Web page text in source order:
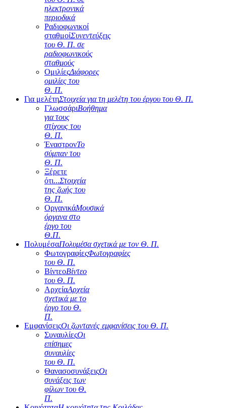
ηλεκτρονικά
περιοδικά
Ραδιοφωνικοί
σταθμοίΣυνεντεύξεις
του Θ. Π. σε
ραδιοφωνικούς
σταθμούς
ΟμιλίεςΔιάφορες
ομιλίες του
Θ. Π.
Για μελέτηΣτοιχεία για τη μελέτη του έργου του Θ. Π.
ΓλωσσάριΒοήθημα
για τους
στίχους του
Θ. Π.
ΈναστρονΤο
σύμπαν του
Θ. Π.
Ξέρετε
ότι...Στοιχεία
της ζωής του
Θ. Π.
ΟργανικάΜουσικά
όργανα στο
έργο του
Θ.Π.
ΠολυμέσαΠολυμέσα σχετικά με τον Θ. Π.
ΦωτογραφίεςΦωτογραφίες
του Θ. Π.
ΒίντεοΒίντεο
του Θ. Π.
ΑρχείαΑρχεία
σχετικά με το
έργο του Θ.
Π.
ΕμφανίσειςΟι ζωντανές εμφανίσεις του Θ. Π.
ΣυναυλίεςΟι
επίσημες
συναυλίες
του Θ. Π.
ΘανασοσυνάξειςΟι
συνάξεις των
φίλων του Θ.
Π.